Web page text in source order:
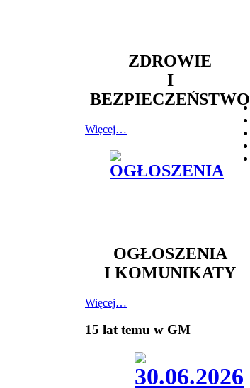
ZDROWIE
I
BEZPIECZEŃSTWO
Więcej…
OGŁOSZENIA
I KOMUNIKATY
Więcej…
15 lat temu w GM